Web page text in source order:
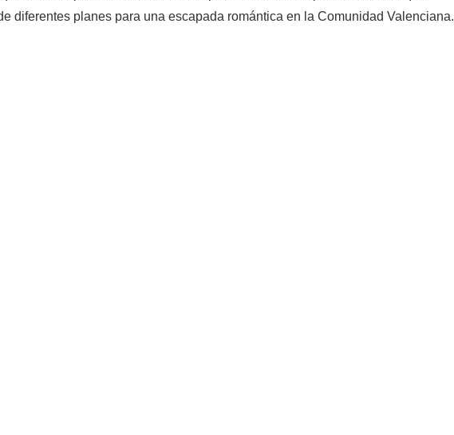
diferentes planes para una escapada romántica en la Comunidad Valenciana.